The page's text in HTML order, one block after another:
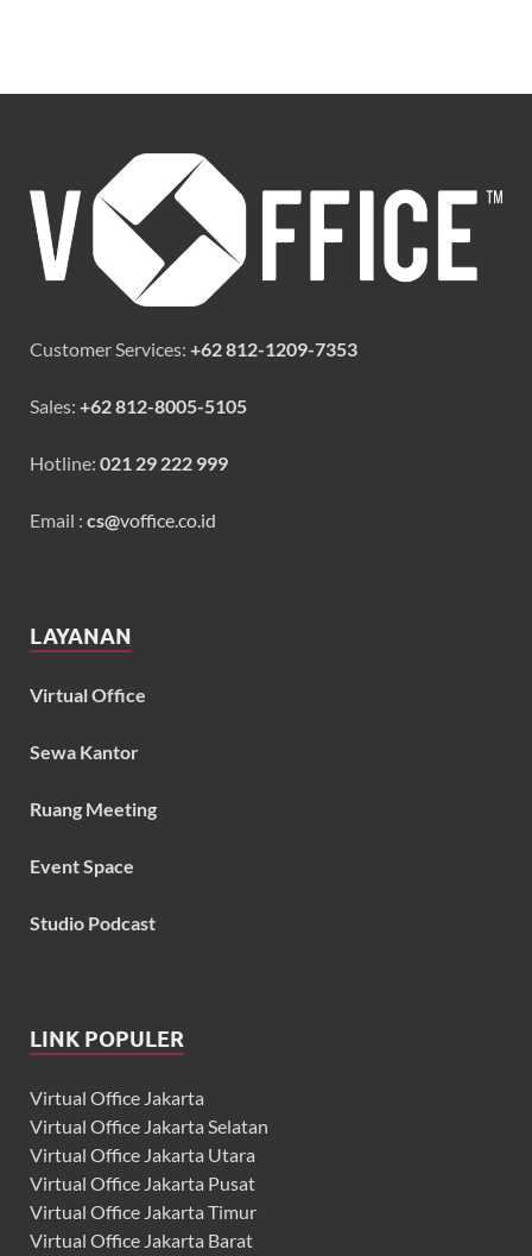
Customer Services: +62 812-1209-7353
Sales: +62 812-8005-5105
Hotline: 021 29 222 999
Email : cs@voffice.co.id
LAYANAN
Virtual Office
Sewa Kantor
Ruang Meeting
Event Space
Studio Podcast
LINK POPULER
Virtual Office Jakarta
Virtual Office Jakarta Selatan
Virtual Office Jakarta Utara
Virtual Office Jakarta Pusat
Virtual Office Jakarta Timur
Virtual Office Jakarta Barat